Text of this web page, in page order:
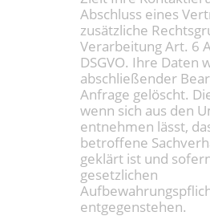
Abschluss eines
zusätzliche
Verarbeitung Art. 6
DSGVO. Ihre Daten
abschließender
Anfrage gelöscht.
wenn sich aus den
entnehmen lässt,
betroffene
geklärt ist und
gesetzlichen
entgegenstehen.